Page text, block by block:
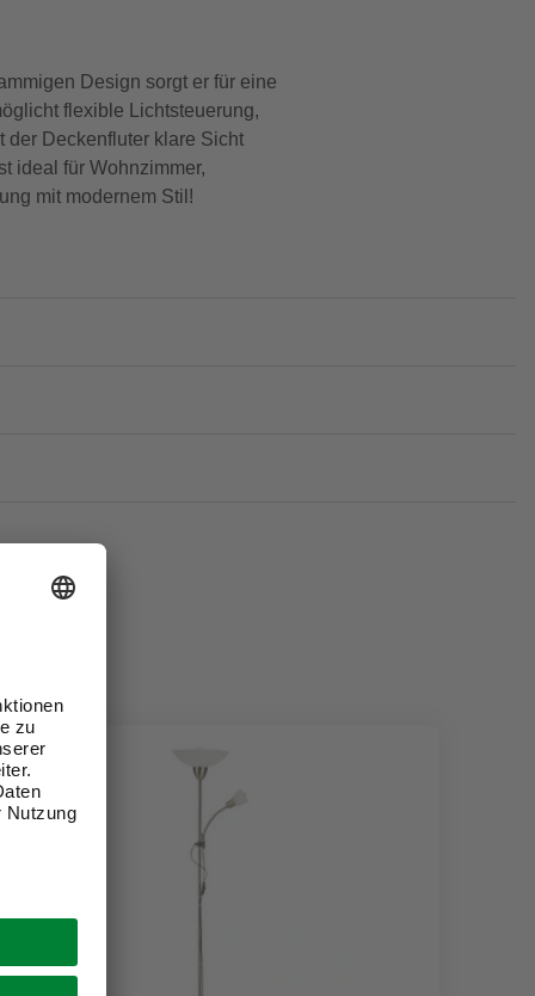
Design sorgt er für eine
flexible Lichtsteuerung,
der Deckenfluter klare Sicht
ideal für Wohnzimmer,
mit modernem Stil!